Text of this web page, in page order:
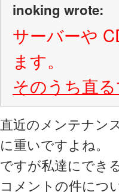
inoking wrote:
サーバーや
ます。
そのうち直
直近のメンテナン
に重いですよね。
ですが私達にでき
コメントの件につ